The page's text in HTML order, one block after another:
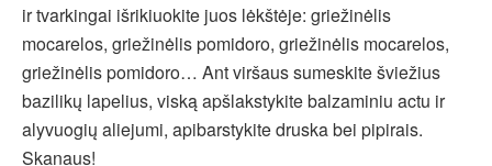
ir tvarkingai išrikiuokite juos lėkštėje: griežinėlis
mocarelos, griežinėlis pomidoro, griežinėlis mocarelos,
griežinėlis pomidoro… Ant viršaus sumeskite šviežius
bazilikų lapelius, viską apšlakstykite balzaminiu actu ir
alyvuogių aliejumi, apibarstykite druska bei pipirais.
Skanaus!